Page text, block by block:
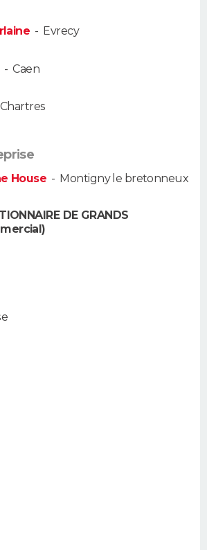
- Evrecy
-Caen
Chartres
House - Montigny le bretonneux
DE GRANDS